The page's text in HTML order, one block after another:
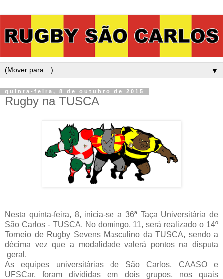
▼
quinta-feira, 8 de outubro de 2015
Rugby na TUSCA
Nesta quinta-feira, 8, inicia-se a 36ª Taça Universitária de
São Carlos - TUSCA. No domingo, 11, será realizado o 14º
Torneio de Rugby Sevens Masculino da TUSCA, sendo a
décima vez que a modalidade valerá pontos na disputa
geral.
As equipes universitárias de São Carlos, CAASO e
UFSCar, foram divididas em dois grupos, nos quais